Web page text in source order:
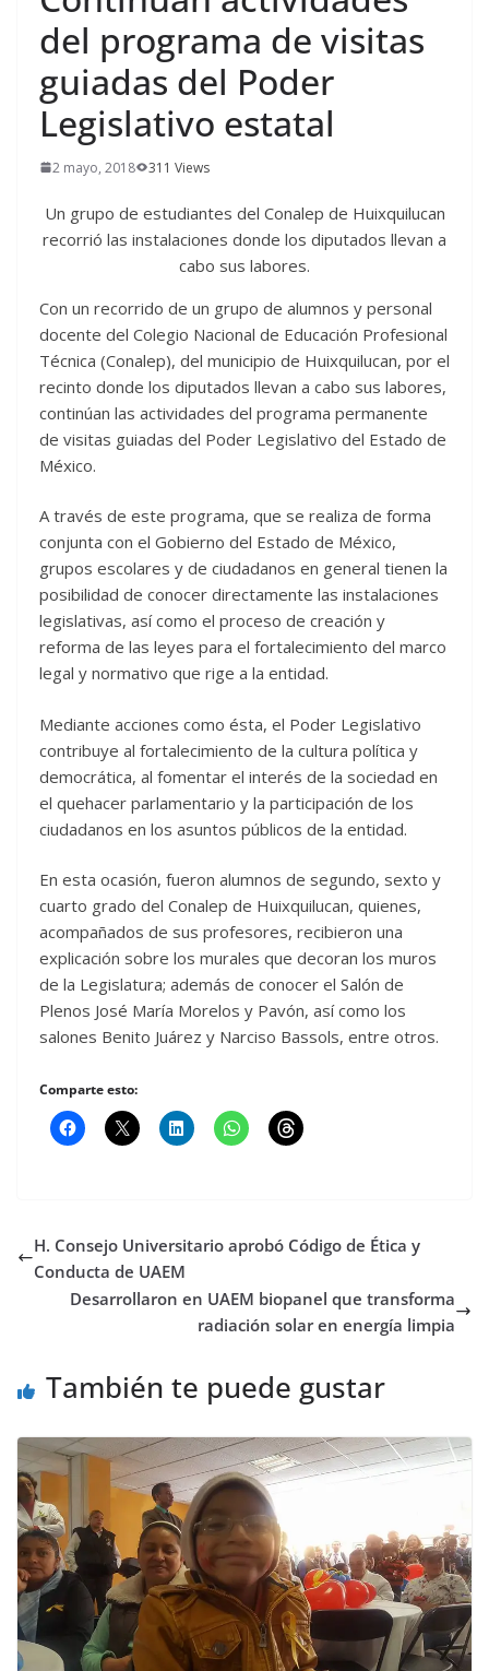
del programa de visitas
guiadas del Poder
Legislativo estatal
2 mayo, 2018 311 Views
Un grupo de estudiantes del Conalep de Huixquilucan
recorrió las instalaciones donde los diputados llevan a
cabo sus labores.
Con un recorrido de un grupo de alumnos y personal
docente del Colegio Nacional de Educación Profesional
Técnica (Conalep), del municipio de Huixquilucan, por el
recinto donde los diputados llevan a cabo sus labores,
continúan las actividades del programa permanente
de visitas guiadas del Poder Legislativo del Estado de
México.
A través de este programa, que se realiza de forma
conjunta con el Gobierno del Estado de México,
grupos escolares y de ciudadanos en general tienen la
posibilidad de conocer directamente las instalaciones
legislativas, así como el proceso de creación y
reforma de las leyes para el fortalecimiento del marco
legal y normativo que rige a la entidad.
Mediante acciones como ésta, el Poder Legislativo
contribuye al fortalecimiento de la cultura política y
democrática, al fomentar el interés de la sociedad en
el quehacer parlamentario y la participación de los
ciudadanos en los asuntos públicos de la entidad.
En esta ocasión, fueron alumnos de segundo, sexto y
cuarto grado del Conalep de Huixquilucan, quienes,
acompañados de sus profesores, recibieron una
explicación sobre los murales que decoran los muros
de la Legislatura; además de conocer el Salón de
Plenos José María Morelos y Pavón, así como los
salones Benito Juárez y Narciso Bassols, entre otros.
Comparte esto:
H. Consejo Universitario aprobó Código de Ética y
Conducta de UAEM
Desarrollaron en UAEM biopanel que transforma
radiación solar en energía limpia
También te puede gustar